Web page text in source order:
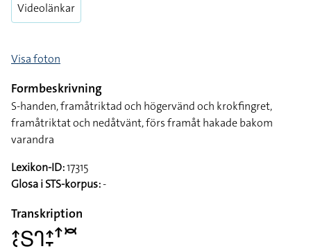
Videolänkar
Visa foton
Formbeskrivning
S-handen, framåtriktad och högervänd och krokfingret,
framåtriktat och nedåtvänt, förs framåt hakade bakom
varandra
Lexikon-ID:17315
Glosa i STS-korpus:-
Transkription
􌤴􌥗􌥅􌤪􌤴􌥙􌦃􌥫